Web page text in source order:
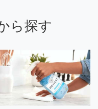
ら探す